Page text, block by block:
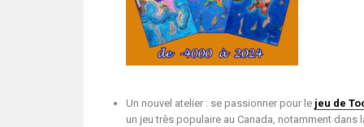
Un nouvel atelier : se passionner pour le jeu de
un jeu très populaire au Canada, notamment dans